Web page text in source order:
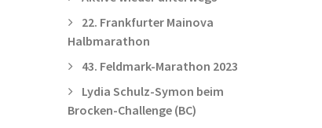
22. Frankfurter Mainova
Halbmarathon
43. Feldmark-Marathon 2023
Lydia Schulz-Symon beim
Brocken-Challenge (BC)